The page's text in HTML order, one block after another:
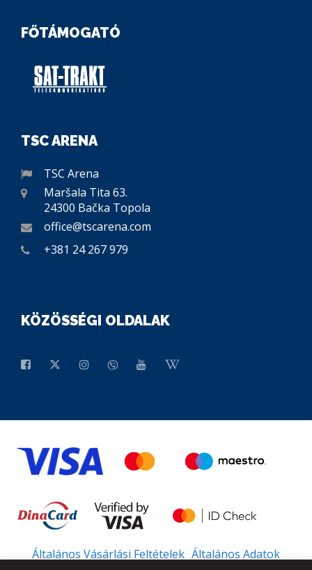
FŐTÁMOGATÓ
TSC ARENA
TSC Arena
Maršala Tita 63.
24300 Bačka Topola
office@tscarena.com
+381 24 267 979
KÖZÖSSÉGI OLDALAK
Általános Vásárlási Feltételek Általános Adatok